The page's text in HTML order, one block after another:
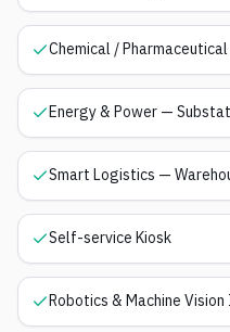
Chemical /
Energy & Power —
Smart Logistics —
Self-service Kiosk
Robotics & Machine